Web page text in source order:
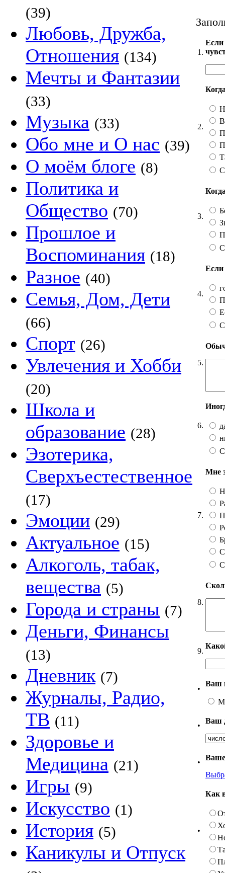
(39)
Любовь, Дружба,
Отношения (134)
Мечты и Фантазии
(33)
Музыка (33)
Обо мне и О нас (39)
О моём блоге (8)
Политика и
Общество (70)
Прошлое и
Воспоминания (18)
Разное (40)
Семья, Дом, Дети
(66)
Спорт (26)
Увлечения и Хобби
(20)
Школа и
образование (28)
Эзотерика,
Сверхъестественное
(17)
Эмоции (29)
Актуальное (15)
Алкоголь, табак,
вещества (5)
Города и страны (7)
Деньги, Финансы
(13)
Дневник (7)
Журналы, Радио,
ТВ (11)
Здоровье и
Медицина (21)
Игры (9)
Искусство (1)
История (5)
Каникулы и Отпуск
1.
Если
2.
3.
4.
Если
5.
6.
7.
Мне
8.
9.
•
Ваш
•
Ваш
•
Ваше
•
Как